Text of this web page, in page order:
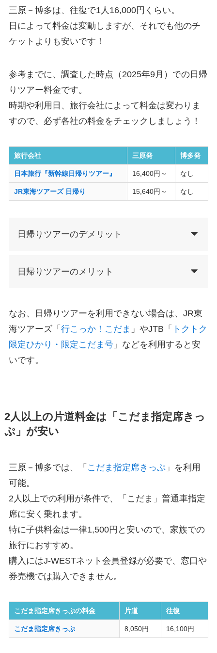
三原－博多は、往復で1人16,000円くらい。
日によって料金は変動しますが、それでも他のチ
ケットよりも安いです！
参考までに、調査した時点（2025年9月）での日帰
りツアー料金です。
時期や利用日、旅行会社によって料金は変わりま
すので、必ず各社の料金をチェックしましょう！
旅行会社 三原発 博多発
日本旅行『新幹線日帰りツアー』 16,400円～ なし
JR東海ツアーズ 日帰り 15,640円～ なし
日帰りツアーのデメリット
日帰りツアーのメリット
なお、日帰りツアーを利用できない場合は、JR東
海ツアーズ「 行こっか！こだま 」やJTB「 トクトク
限定ひかり・限定こだま号」などを利用すると安
いです。
2人以上の片道料金は「こだま指定席きっ
ぷ」が安い
三原－博多では、「 こだま指定席きっぷ」を利用
可能。
2人以上での利用が条件で、「こだま」普通車指定
席に安く乗れます。
特に子供料金は一律1,500円と安いので、家族での
旅行におすすめ。
購入にはJ-WESTネット会員登録が必要で、窓口や
券売機では購入できません。
こだま指定席きっぷの料金 片道 往復
こだま指定席きっぷ 8,050円 16,100円